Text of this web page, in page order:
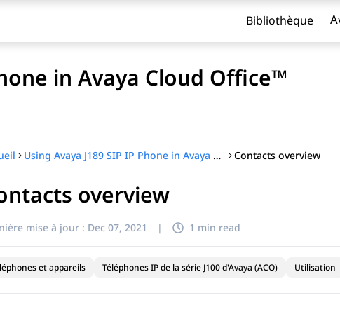
Bibliothèque
in Avaya Cloud Office™
par titre
Using Avaya J189 SIP IP Phone in Avaya Cloud Office™ Contacts overview
overview
mise à jour : Dec 07, 2021 | 1 min read
et appareils Téléphones IP de la série J100 d'Avaya (ACO) Utilisation